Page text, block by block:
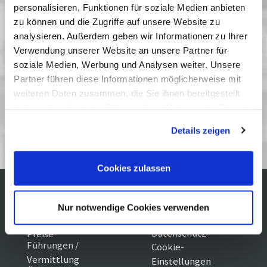
personalisieren, Funktionen für soziale Medien anbieten
zu können und die Zugriffe auf unsere Website zu
analysieren. Außerdem geben wir Informationen zu Ihrer
Verwendung unserer Website an unsere Partner für
soziale Medien, Werbung und Analysen weiter. Unsere
Partner führen diese Informationen möglicherweise mit
weiteren Daten zusammen, die Sie ihnen bereitgestellt
Cookies, wenn Sie unsere Webseite weiterhin nutzen.
Details zeigen
Cookies zulassen
Nur notwendige Cookies verwenden
Odyssee eines Jungen, der viel zu früh lernen
musste, Verantwortung zu übernehmen.
Vergangene Vorstellungen
25 November 2014| 19:00
Kontakt / Anfahrt
Preise
Führungen /
Vermittlung
Impressum
Datenschutz
Cookie-
Einstellungen